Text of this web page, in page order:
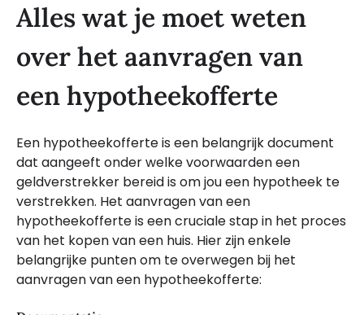
Alles wat je moet weten
over het aanvragen van
een hypotheekofferte
Een hypotheekofferte is een belangrijk document
dat aangeeft onder welke voorwaarden een
geldverstrekker bereid is om jou een hypotheek te
verstrekken. Het aanvragen van een
hypotheekofferte is een cruciale stap in het proces
van het kopen van een huis. Hier zijn enkele
belangrijke punten om te overwegen bij het
aanvragen van een hypotheekofferte: